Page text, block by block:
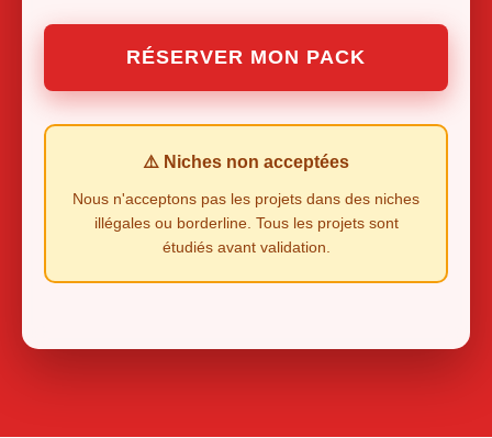
RÉSERVER MON PACK
⚠️ Niches non acceptées
Nous n'acceptons pas les projets dans des niches
illégales ou borderline. Tous les projets sont
étudiés avant validation.